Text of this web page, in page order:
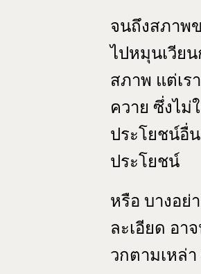
จนถึงสภาพ
ไปหมุนเวีย
สภาพ แต่เร
ควาย ซึ่งไม่
ประโยชน์อื่
ประโยชน์
หรือ บางอย่
ละเอียด อา
วกตามเหล่